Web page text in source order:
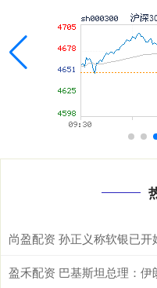
盈禾配资 巴基斯坦总理：